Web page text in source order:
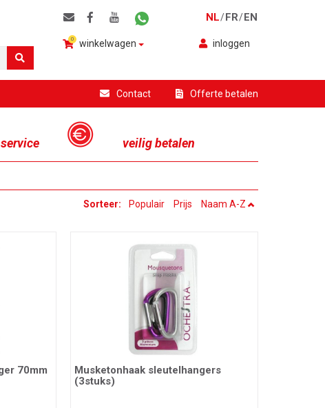
NL/FR/EN
0 winkelwagen inloggen
Contact Offerte betalen
veilig betalen
Sorteer: Populair Prijs Naam A-Z
70mm
Musketonhaak sleutelhangers
(3stuks)